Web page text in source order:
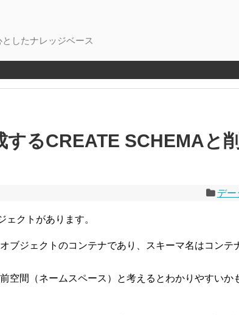
したナレッジベース
るCREATE SCHEMAと
デー
クトがあります。
ブジェクトのコンテナであり、スキーマ名はコンテ
空間（ネームスペース）と考えるとわかりやすいか